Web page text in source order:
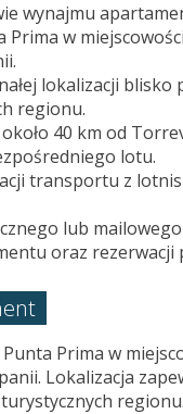
wynajmu
Prima w
lokalizacji blisko
regionu.
40 km od
lotu.
transportu z
lub mailowego
oraz rezerwacji
Prima w
Lokalizacja
regionu.